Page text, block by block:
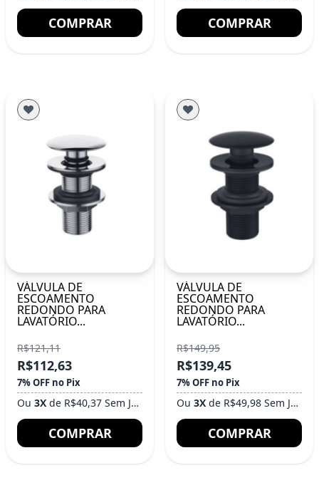
COMPRAR COMPRAR
VÁLVULA DE
ESCOAMENTO
REDONDO PARA
LAVATÓRIO...
R$121,11
R$112,63
7% OFF no Pix
Ou 3X de R$40,37 Sem Juros
COMPRAR
VÁLVULA DE
ESCOAMENTO
REDONDO PARA
LAVATÓRIO...
R$149,95
R$139,45
7% OFF no Pix
Ou 3X de R$49,98 Sem Juros
COMPRAR